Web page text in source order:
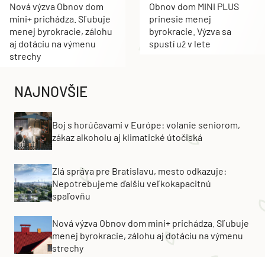
Nová výzva Obnov dom
mini+ prichádza. Sľubuje
menej byrokracie, zálohu
aj dotáciu na výmenu
strechy
Obnov dom MINI PLUS
prinesie menej
byrokracie. Výzva sa
spustí už v lete
NAJNOVŠIE
Boj s horúčavami v Európe: volanie seniorom,
zákaz alkoholu aj klimatické útočiská
Zlá správa pre Bratislavu, mesto odkazuje:
Nepotrebujeme ďalšiu veľkokapacitnú
spaľovňu
Nová výzva Obnov dom mini+ prichádza. Sľubuje
menej byrokracie, zálohu aj dotáciu na výmenu
strechy